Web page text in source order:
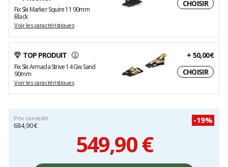
Fix Ski Marker Squire 11 90mm
Black
Voir les caractéristiques
CHOISIR
TOP PRODUIT
Fix Ski Armada Strive 14 Gw Sand
90mm
Voir les caractéristiques
+ 50,00€
CHOISIR
Prix conseillé
684,90 €
-19%
549,90€